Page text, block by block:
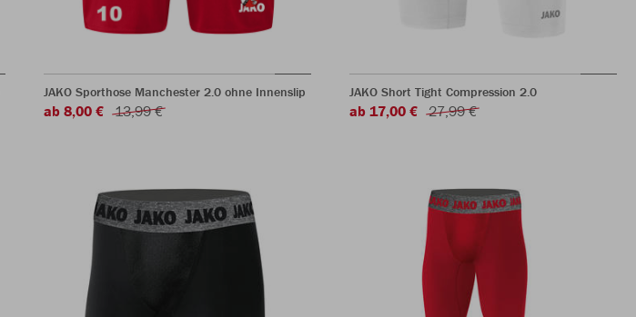
JAKO Sporthose Manchester 2.0 ohne Innenslip
ab 8,00 € 13,99 €
JAKO Short Tight Compression 2.0
ab 17,00 € 27,99 €